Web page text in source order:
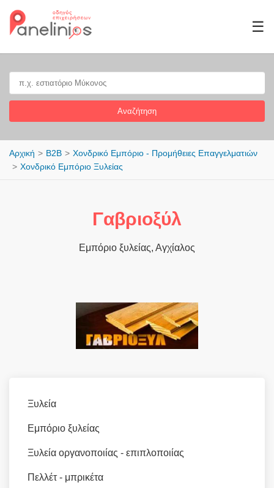
☰
Αναζήτηση
Αρχική B2B
Χονδρικό Εμπόριο - Προμήθειες Επαγγελματιών
Χονδρικό Εμπόριο Ξυλείας
Γαβριοξύλ
Εμπόριο ξυλείας, Αγχίαλος
Ξυλεία
Εμπόριο ξυλείας
Ξυλεία οργανοποιίας - επιπλοποιίας
Πελλέτ - μπρικέτα